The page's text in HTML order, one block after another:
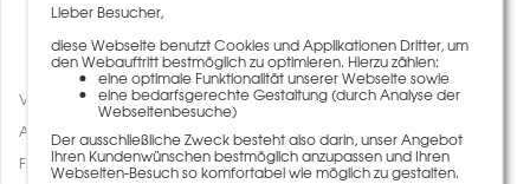
Vergleichen
Auf den Merkzettel
Fragen zum Artikel
Lieber Besucher,
diese Webseite benutzt Cookies und Applikationen Dritter, um
den Webauftritt bestmöglich zu optimieren. Hierzu zählen:
eine optimale Funktionalität unserer Webseite sowie
eine bedarfsgerechte Gestaltung (durch Analyse der
Webseitenbesuche)
Der ausschließliche Zweck besteht also darin, unser Angebot
Ihren Kundenwünschen bestmöglich anzupassen und Ihren
Webseiten-Besuch so komfortabel wie möglich zu gestalten.